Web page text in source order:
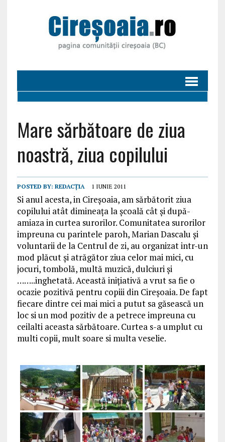
Mare sărbătoare de ziua
noastră, ziua copilului
POSTED BY: REDACȚIA 1 IUNIE 2011
Si anul acesta, in Cireșoaia, am sărbătorit ziua
copilului atât dimineața la școală cât și după-
amiaza in curtea surorilor. Comunitatea surorilor
impreuna cu parintele paroh, Marian Dascalu și
voluntarii de la Centrul de zi, au organizat intr-un
mod plăcut și atrăgător ziua celor mai mici, cu
jocuri, tombolă, multă muzică, dulciuri și
……..inghetată. Această inițiativă a vrut sa fie o
ocazie pozitivă pentru copiii din Cireșoaia. De fapt
fiecare dintre cei mai mici a putut sa găsească un
loc si un mod pozitiv de a petrece impreuna cu
ceilalti aceasta sărbătoare. Curtea s-a umplut cu
multi copii, mult soare si multa veselie.